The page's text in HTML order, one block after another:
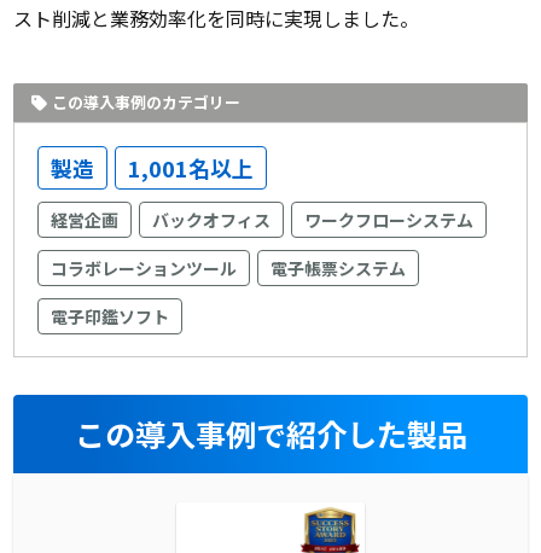
スト削減と業務効率化を同時に実現しました。
この導入事例のカテゴリー
製造 1,001名以上
経営企画 バックオフィス
ワークフローシステム
コラボレーションツール
電子帳票システム
電子印鑑ソフト
この導入事例で紹介した製品